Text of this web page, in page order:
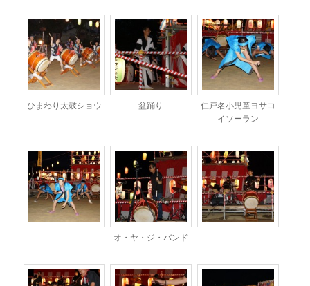
ひまわり太鼓ショウ 盆踊り
仁戸名小児童ヨサコ
イソーラン
オ・ヤ・ジ・バンド